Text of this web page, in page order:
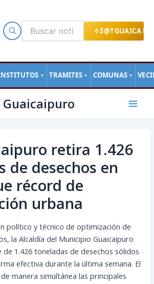
S@TGUAICA
▼ TRAMITES ▼ COMUNAS ▼
Main
retira 1.426
de desechos en
récord de
urbana
político y técnico de optimización de
la Alcaldía del Municipio Guaicaipuro
1.426 toneladas de desechos sólidos
efectiva durante la última semana. El
manera simultánea las principales